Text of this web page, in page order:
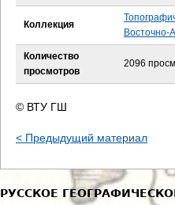
ь
Коллекция
Восточно-
Количество
просмотров
2096
© ВТУ ГШ
< Предыдущий материал
РУССКОЕ